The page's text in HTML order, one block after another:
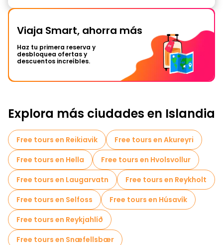
Viaja Smart, ahorra más
Haz tu primera reserva y
desbloquea ofertas y
descuentos increíbles.
Explora más ciudades en Islandia
Free tours en Reikiavik
Free tours en Akureyri
Free tours en Hella
Free tours en Hvolsvollur
Free tours en Laugarvatn
Free tours en Reykholt
Free tours en Selfoss
Free tours en Húsavík
Free tours en Reykjahlíð
Free tours en Snæfellsbær